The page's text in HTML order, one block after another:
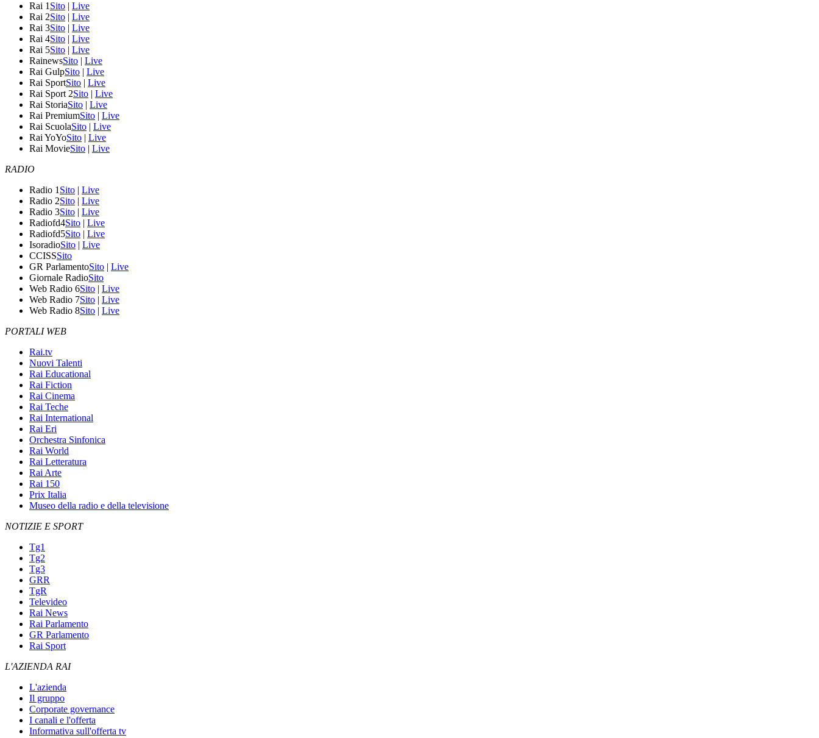
Rai 1 Sito | Live
Rai 2Sito | Live
Rai 3Sito | Live
Rai 4Sito | Live
Rai 5Sito | Live
RainewsSito | Live
Rai GulpSito | Live
Rai SportSito | Live
Rai Sport 2Sito | Live
Rai StoriaSito | Live
Rai PremiumSito | Live
Rai ScuolaSito | Live
Rai YoYoSito | Live
Rai MovieSito | Live
RADIO
Radio 1 Sito | Live
Radio 2Sito | Live
Radio 3Sito | Live
Radiofd4Sito | Live
Radiofd5Sito | Live
IsoradioSito | Live
CCISSSito
GR ParlamentoSito | Live
Giornale RadioSito
Web Radio 6Sito | Live
Web Radio 7Sito | Live
Web Radio 8Sito | Live
PORTALI WEB
Rai.tv
Nuovi Talenti
Rai Educational
Rai Fiction
Rai Cinema
Rai Teche
Rai International
Rai Eri
Orchestra Sinfonica
Rai World
Rai Letteratura
Rai Arte
Rai 150
Prix Italia
Museo della radio e della televisione
NOTIZIE E SPORT
Tg1
Tg2
Tg3
GRR
TgR
Televideo
Rai News
Rai Parlamento
GR Parlamento
Rai Sport
L'AZIENDA RAI
L'azienda
Il gruppo
Corporate governance
I canali e l'offerta
Informativa sull'offerta tv